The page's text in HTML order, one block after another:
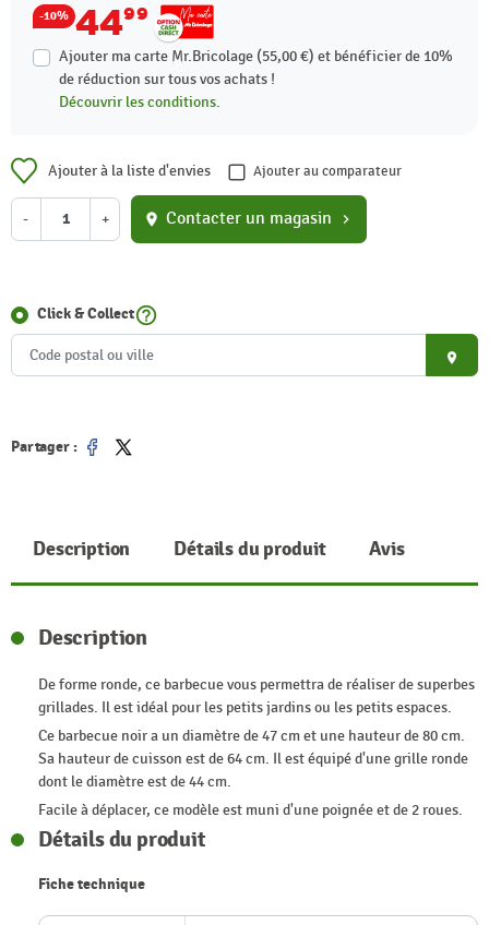
-10% 4499
Ajouter ma carte Mr.Bricolage (55,00 €) et bénéficier de 10%
de réduction sur tous vos achats !
Découvrir les conditions.
Ajouter à la liste d'envies Ajouter au comparateur
- + location_on Contacter un magasin chevron_right
Click & Collecthelp_outline
place
Partager :
Partager
Tweet
Description Détails du produit Avis
Description
De forme ronde, ce barbecue vous permettra de réaliser de superbes
grillades. Il est idéal pour les petits jardins ou les petits espaces.
Ce barbecue noir a un diamètre de 47 cm et une hauteur de 80 cm.
Sa hauteur de cuisson est de 64 cm. Il est équipé d'une grille ronde
dont le diamètre est de 44 cm.
Facile à déplacer, ce modèle est muni d'une poignée et de 2 roues.
Détails du produit
Fiche technique